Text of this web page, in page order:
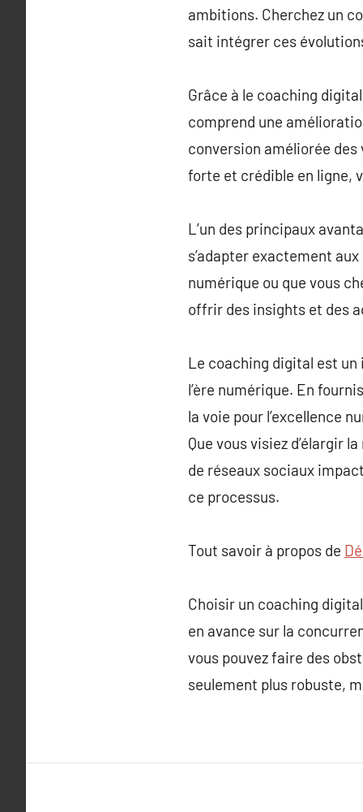
ambitions. Cherchez un
sait intégrer ces
Grâce à le coaching
comprend une
conversion améliorée
forte et crédible en ligne,
L’un des principaux
s’adapter exactement
numérique ou que vous
offrir des insights et des
Le coaching digital est
l’ère numérique. En
la voie pour l’excellence
Que vous visiez d’élargir
de réseaux sociaux
ce processus.
Tout savoir à propos de
Choisir un coaching
en avance sur la
vous pouvez faire des
seulement plus robuste,